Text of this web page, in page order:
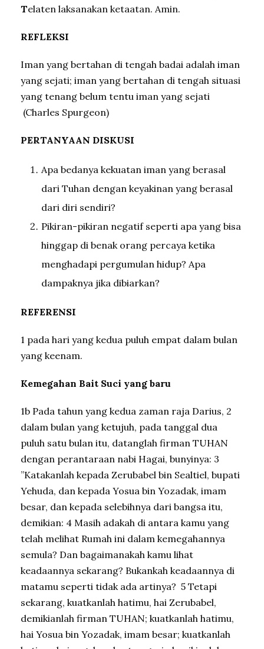
Telaten laksanakan ketaatan. Amin.
REFLEKSI
Iman yang bertahan di tengah badai adalah iman
yang sejati; iman yang bertahan di tengah situasi
yang tenang belum tentu iman yang sejati
(Charles Spurgeon)
PERTANYAAN DISKUSI
Apa bedanya kekuatan iman yang berasal
dari Tuhan dengan keyakinan yang berasal
dari diri sendiri?
Pikiran-pikiran negatif seperti apa yang bisa
hinggap di benak orang percaya ketika
menghadapi pergumulan hidup? Apa
dampaknya jika dibiarkan?
REFERENSI
1 pada hari yang kedua puluh empat dalam bulan
yang keenam.
Kemegahan Bait Suci yang baru
1b Pada tahun yang kedua zaman raja Darius, 2
dalam bulan yang ketujuh, pada tanggal dua
puluh satu bulan itu, datanglah firman TUHAN
dengan perantaraan nabi Hagai, bunyinya: 3
”Katakanlah kepada Zerubabel bin Sealtiel, bupati
Yehuda, dan kepada Yosua bin Yozadak, imam
besar, dan kepada selebihnya dari bangsa itu,
demikian: 4 Masih adakah di antara kamu yang
telah melihat Rumah ini dalam kemegahannya
semula? Dan bagaimanakah kamu lihat
keadaannya sekarang? Bukankah keadaannya di
matamu seperti tidak ada artinya? 5 Tetapi
sekarang, kuatkanlah hatimu, hai Zerubabel,
demikianlah firman TUHAN; kuatkanlah hatimu,
hai Yosua bin Yozadak, imam besar; kuatkanlah